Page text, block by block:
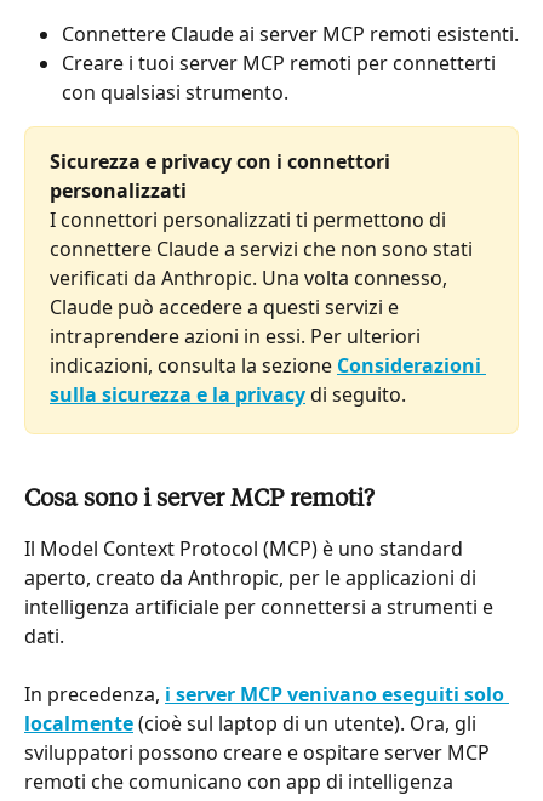
Connettere Claude ai server MCP remoti esistenti.
Creare i tuoi server MCP remoti per connetterti
con qualsiasi strumento.
Sicurezza e privacy con i connettori
personalizzati
I connettori personalizzati ti permettono di
connettere Claude a servizi che non sono stati
verificati da Anthropic. Una volta connesso,
Claude può accedere a questi servizi e
intraprendere azioni in essi. Per ulteriori
indicazioni, consulta la sezione Considerazioni
sulla sicurezza e la privacy di seguito.
Cosa sono i server MCP remoti?
Il Model Context Protocol (MCP) è uno standard
aperto, creato da Anthropic, per le applicazioni di
intelligenza artificiale per connettersi a strumenti e
dati.
In precedenza, i server MCP venivano eseguiti solo
localmente (cioè sul laptop di un utente). Ora, gli
sviluppatori possono creare e ospitare server MCP
remoti che comunicano con app di intelligenza